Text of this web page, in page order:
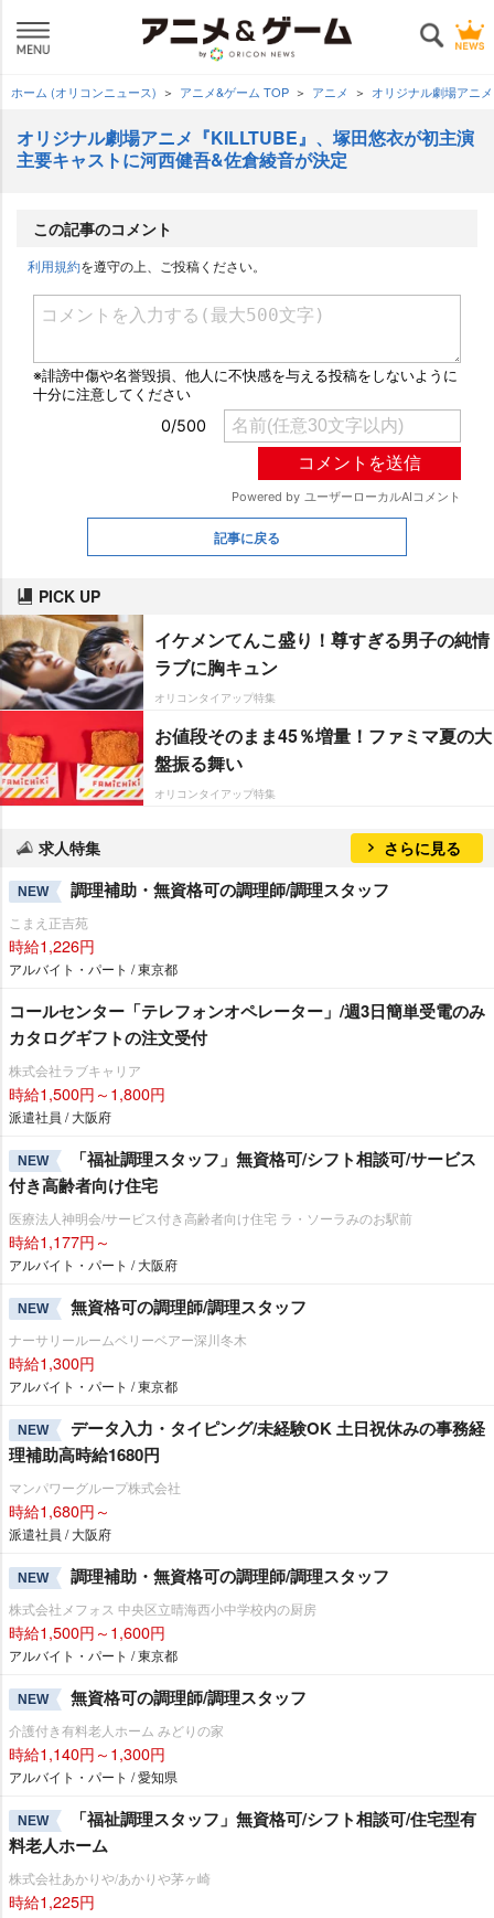
ホーム (オリコンニュース) アニメ&ゲーム TOP アニメ オリジナル劇場アニ
オリジナル劇場アニメ『KILLTUBE』、塚田悠衣が初主演
主要キャストに河西健吾&佐倉綾音が決定
この記事のコメント
利用規約を遵守の上、ご投稿ください。
記事に戻る
PICK UP
イケメンてんこ盛り！尊すぎる男子の純情
ラブに胸キュン
オリコンタイアップ特集
お値段そのまま45％増量！ファミマ夏の大
盤振る舞い
オリコンタイアップ特集
求人特集 さらに見る
NEW 調理補助・無資格可の調理師/調理スタッフ
こまえ正吉苑
時給1,226円
アルバイト・パート / 東京都
コールセンター「テレフォンオペレーター」/週3日簡単受電のみ
カタログギフトの注文受付
株式会社ラブキャリア
時給1,500円～1,800円
派遣社員 / 大阪府
NEW
「福祉調理スタッフ」無資格可/シフト相談可/サービス
付き高齢者向け住宅
医療法人神明会/サービス付き高齢者向け住宅 ラ・ソーラみのお駅前
時給1,177円～
アルバイト・パート / 大阪府
NEW 無資格可の調理師/調理スタッフ
ナーサリールームベリーベアー深川冬木
時給1,300円
アルバイト・パート / 東京都
NEW
データ入力・タイピング/未経験OK 土日祝休みの事務経
理補助高時給1680円
マンパワーグループ株式会社
時給1,680円～
派遣社員 / 大阪府
NEW 調理補助・無資格可の調理師/調理スタッフ
株式会社メフォス 中央区立晴海西小中学校内の厨房
時給1,500円～1,600円
アルバイト・パート / 東京都
NEW 無資格可の調理師/調理スタッフ
介護付き有料老人ホーム みどりの家
時給1,140円～1,300円
アルバイト・パート / 愛知県
NEW
「福祉調理スタッフ」無資格可/シフト相談可/住宅型有
料老人ホーム
株式会社あかりや/あかりや茅ヶ崎
時給1,225円